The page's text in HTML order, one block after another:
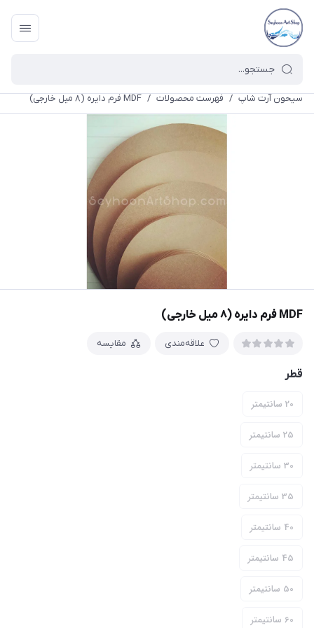
سیحون آرت شاپ / فهرست محصولات / MDF فرم دایره (۸ میل خارجی)
MDF فرم دایره (۸ میل خارجی)
علاقه‌مندی مقایسه
قطر
20 سانتیمتر
25 سانتیمتر
30 سانتیمتر
35 سانتیمتر
40 سانتیمتر
45 سانتیمتر
50 سانتیمتر
60 سانتیمتر